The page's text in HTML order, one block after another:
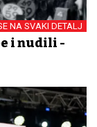
NA SVAKI DETALJ
i nudili -